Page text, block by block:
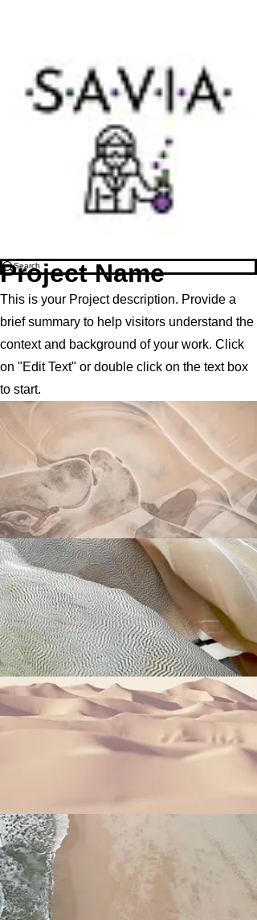
Project Name
This is your Project description. Provide a
brief summary to help visitors understand the
context and background of your work. Click
on "Edit Text" or double click on the text box
to start.